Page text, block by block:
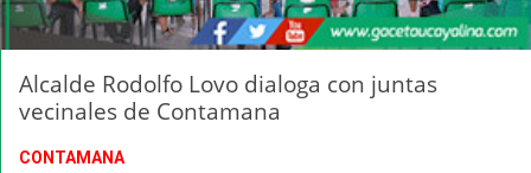
Alcalde Rodolfo Lovo dialoga con juntas
vecinales de Contamana
CONTAMANA